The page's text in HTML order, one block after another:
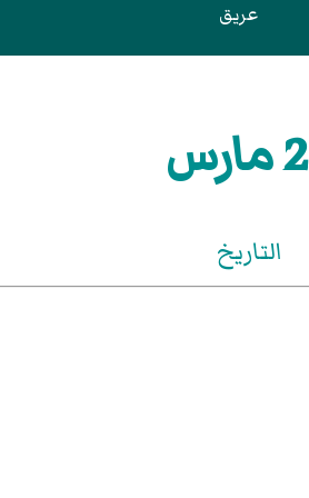
عريق
التاريخ